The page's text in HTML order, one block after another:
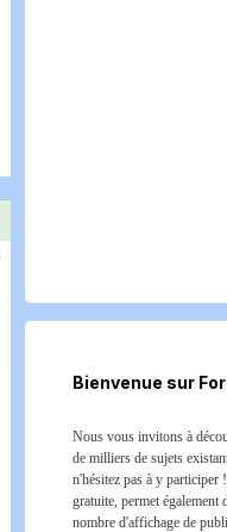
Bienvenue sur
Nous vous invitons à
de milliers de sujets
n'hésitez pas à y participer
gratuite, permet également
nombre d'affichage de